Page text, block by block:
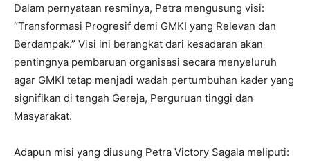
Dalam pernyataan resminya, Petra mengusung visi:
“Transformasi Progresif demi GMKI yang Relevan dan
Berdampak.” Visi ini berangkat dari kesadaran akan
pentingnya pembaruan organisasi secara menyeluruh
agar GMKI tetap menjadi wadah pertumbuhan kader yang
signifikan di tengah Gereja, Perguruan tinggi dan
Masyarakat.
Adapun misi yang diusung Petra Victory Sagala meliputi: